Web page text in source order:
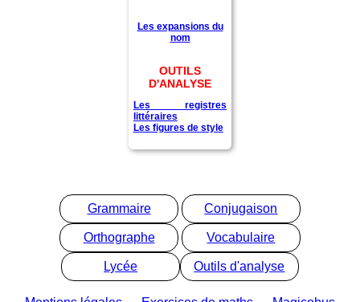
Les expansions du
nom
OUTILS
D'ANALYSE
Les registres
littéraires
Les figures de style
Grammaire Conjugaison
Orthographe Vocabulaire
Lycée Outils d'analyse